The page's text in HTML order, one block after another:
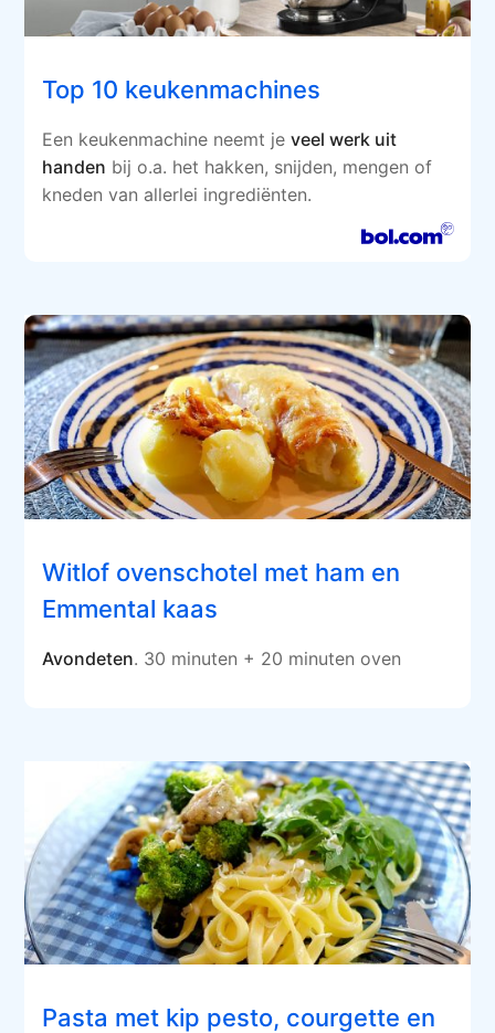
Top 10 keukenmachines
Een keukenmachine neemt jeveel werk uit
handen bij o.a. het hakken, snijden, mengen of
kneden van allerlei ingrediënten.
Witlof ovenschotel met ham en
Emmental kaas
Avondeten. 30 minuten + 20 minuten oven
Pasta met kip pesto, courgette en